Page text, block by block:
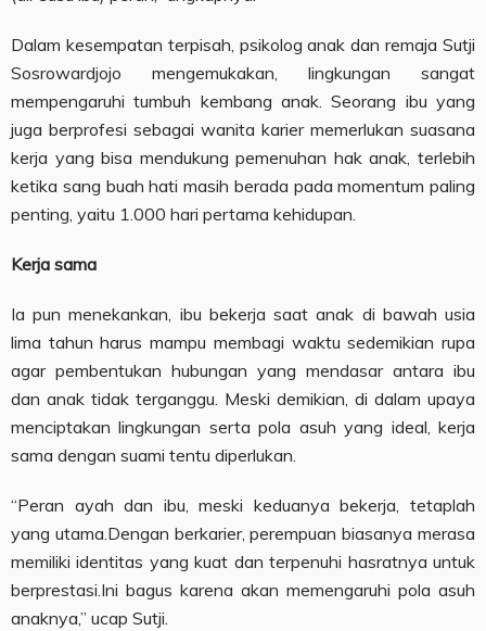
Dalam kesempatan terpisah, psikolog anak dan remaja Sutji
Sosrowardjojo mengemukakan, lingkungan sangat
mempengaruhi tumbuh kembang anak. Seorang ibu yang
juga berprofesi sebagai wanita karier memerlukan suasana
kerja yang bisa mendukung pemenuhan hak anak, terlebih
ketika sang buah hati masih berada pada momentum paling
penting, yaitu 1.000 hari pertama kehidupan.
Kerja sama
Ia pun menekankan, ibu bekerja saat anak di bawah usia
lima tahun harus mampu membagi waktu sedemikian rupa
agar pembentukan hubungan yang mendasar antara ibu
dan anak tidak terganggu. Meski demikian, di dalam upaya
menciptakan lingkungan serta pola asuh yang ideal, kerja
sama dengan suami tentu diperlukan.
“Peran ayah dan ibu, meski keduanya bekerja, tetaplah
yang utama.Dengan berkarier, perempuan biasanya merasa
memiliki identitas yang kuat dan terpenuhi hasratnya untuk
berprestasi.Ini bagus karena akan memengaruhi pola asuh
anaknya,” ucap Sutji.